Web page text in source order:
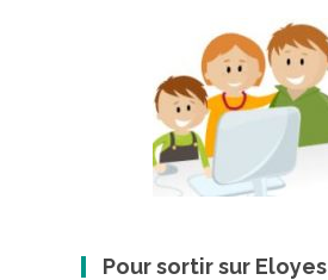
Pour sortir sur Eloyes